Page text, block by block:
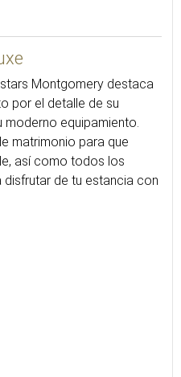
Montgomery destaca
por el detalle de su
equipamiento.
matrimonio para que
así como todos los
de tu estancia con